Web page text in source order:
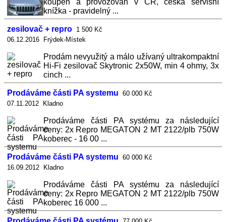
koupen a provozován v ČR, česká servisní
knížka - pravidelný ...
zesilovač + repro 1 500 Kč
06.12.2016 Frýdek-Místek
Prodám nevyužitý a málo užívaný ultrakompaktní
Hi-Fi zesilovač Skytronic 2x50W, min 4 ohmy, 3x
cinch ...
Prodáváme části PA systemu 60 000 Kč
07.11.2012 Kladno
Prodáváme části PA systému za následující
ceny: 2x Repro MEGATON 2 MT 2122/plb 750W
koberec - 16 00 ...
Prodáváme části PA systemu 60 000 Kč
16.09.2012 Kladno
Prodáváme části PA systému za následující
ceny: 2x Repro MEGATON 2 MT 2122/plb 750W
koberec 16 000 ...